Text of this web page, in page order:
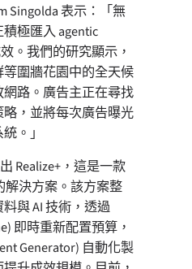
Singolda 表示：「無
極匯入 agentic
。我們的研究顯示，
圍牆花園中的全天候
路。廣告主正在尋找
，並將每次廣告曝光
。」
Realize+，這是一款
解決方案。該方案整
與 AI 技術，透過
即時重新配置預算，
Generator) 自動化製